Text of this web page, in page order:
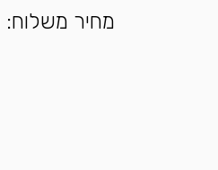
מחיר משלוח: